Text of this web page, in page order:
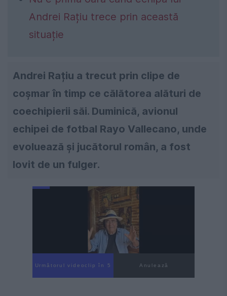
Andrei Rațiu trece prin această
situație
Andrei Rațiu a trecut prin clipe de
coșmar în timp ce călătorea alături de
coechipierii săi. Duminică, avionul
echipei de fotbal Rayo Vallecano, unde
evoluează și jucătorul român, a fost
lovit de un fulger.
Următorul videoclip în 4 Anulează